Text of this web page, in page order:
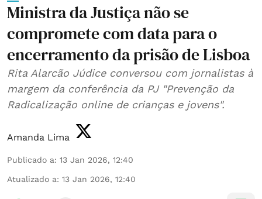
Ministra da Justiça não se
compromete com data para o
encerramento da prisão de Lisboa
Rita Alarcão Júdice conversou com jornalistas à
margem da conferência da PJ "Prevenção da
Radicalização online de crianças e jovens".
Amanda Lima
Publicado a: 13 Jan 2026, 12:40
Atualizado a: 13 Jan 2026, 12:40